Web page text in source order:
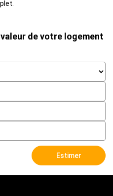
de votre logement
Estimer